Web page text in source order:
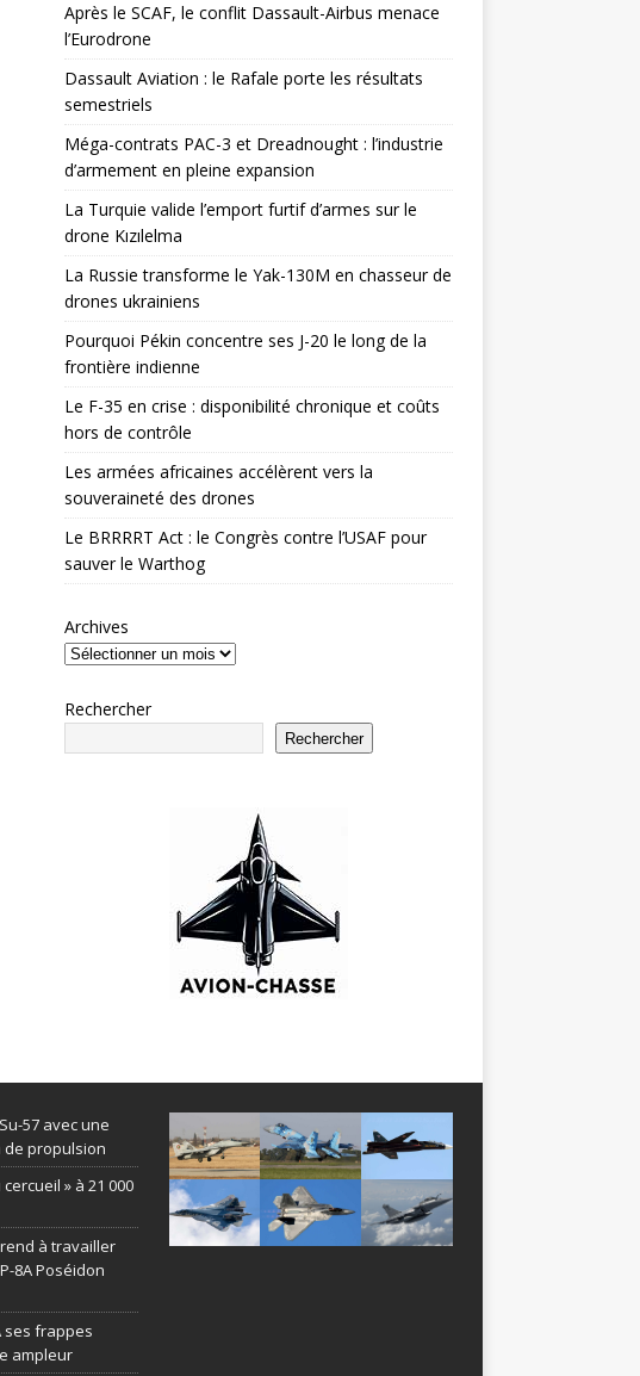
Après le SCAF, le conflit Dassault-Airbus menace
l’Eurodrone
Dassault Aviation : le Rafale porte les résultats
semestriels
Méga-contrats PAC-3 et Dreadnought : l’industrie
d’armement en pleine expansion
La Turquie valide l’emport furtif d’armes sur le
drone Kızılelma
La Russie transforme le Yak-130M en chasseur de
drones ukrainiens
Pourquoi Pékin concentre ses J-20 le long de la
frontière indienne
Le F-35 en crise : disponibilité chronique et coûts
hors de contrôle
Les armées africaines accélèrent vers la
souveraineté des drones
Le BRRRRT Act : le Congrès contre l’USAF pour
sauver le Warthog
Archives
Rechercher
Rechercher
57 avec une
propulsion
» à 21 000
à travailler
8A Poséidon
ses frappes
ampleur